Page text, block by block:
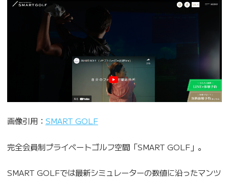
画像引用： SMART GOLF
完全会員制プライベートゴルフ空間「SMART GOLF」。
SMART GOLFでは最新シミュレーターの数値に沿ったマンツ